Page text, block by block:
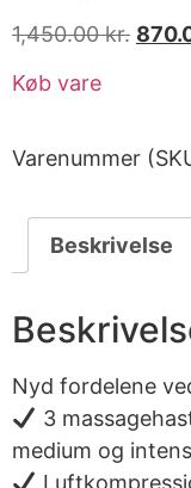
1,450.00kr.
Køb vare
Varenummer
Beskrivelse
Nyd fordelene
3
medium og